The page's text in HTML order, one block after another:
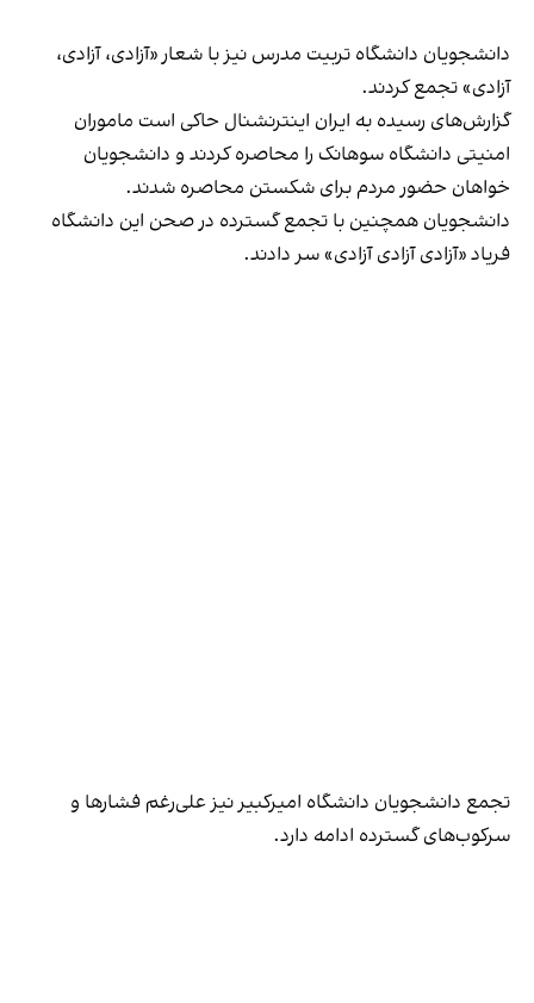
دانشجویان دانشگاه تربیت مدرس نیز با شعار «آزادی، آزادی،
آزادی» تجمع کردند.
گزارش‌های رسیده به ایران اینترنشنال حاکی است ماموران
امنیتی دانشگاه سوهانک را محاصره کردند و دانشجویان
خواهان حضور مردم برای شکستن محاصره شدند.
دانشجویان همچنین با تجمع گسترده در صحن این دانشگاه
فریاد «‌آزادی آزادی آزادی» سر دادند.
تجمع دانشجویان دانشگاه امیرکبیر نیز علی‌رغم فشارها و
سرکوب‌های گسترده‌ ادامه دارد.